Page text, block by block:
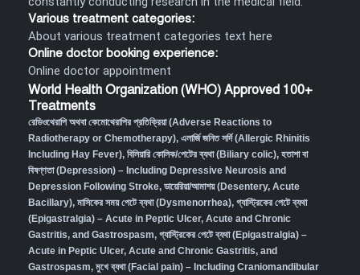
Various treatment categories:
About various treatment categories text here
Online doctor booking experience:
Online doctor appointment
World Health Organization (WHO) Approved 100+
Treatments
রেডিওথেরাপি অথবা কেমোথেরাপির প্রতিক্রিয়া (Adverse Reactions to
Radiotherapy or Chemotherapy), এলার্জি জনিত সর্দি (Allergic Rhinitis
Including Hay Fever), বিলিয়ারি কোলিক/পেটের ব্যথা (Biliary colic), হতাশা বা
বিষণ্ণতা (Depression) – Including Depressive Neurosis and
Depression Following Stroke, ডায়েরিয়া/আমাশয় (Desentery, Acute
Bacillary), মাসিকের সময় পেটে ব্যথা (Dysmenorrhea), গ্যাস্ট্রিকের পেটে ব্যথা
(Epigastralgia) – Acute in Peptic Ulcer, Acute and Chronic
Gastritis, and Gastrospasm, গ্যাস্ট্রিকের পেটে ব্যথা (Epigastralgia) –
Acute in Peptic Ulcer, Acute and Chronic Gastritis, and
Gastrospasm, মুখে ব্যথা (Facial pain) – Including Craniomandibular